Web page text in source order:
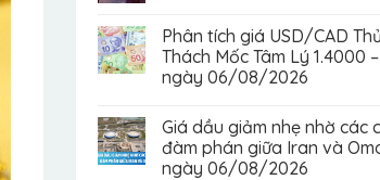
Phân tích giá USD/CAD
Thách Mốc Tâm Lý 1.4000 –
ngày 06/08/2026
Giá dầu giảm nhẹ nhờ các
đàm phán giữa Iran và
ngày 06/08/2026